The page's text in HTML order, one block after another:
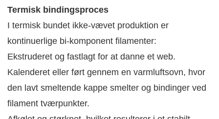
Termisk bindingsproces
I termisk bundet ikke-vævet produktion er
kontinuerlige bi-komponent filamenter:
Ekstruderet og fastlagt for at danne et web.
Kalenderet eller ført gennem en varmluftsovn, hvor
den lavt smeltende kappe smelter og bindinger ved
filament tværpunkter.